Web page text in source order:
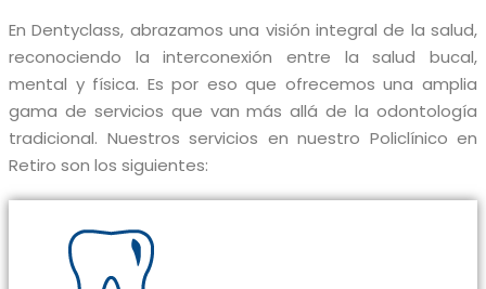
En Dentyclass, abrazamos una visión integral de la salud,
reconociendo la interconexión entre la salud bucal,
mental y física. Es por eso que ofrecemos una amplia
gama de servicios que van más allá de la odontología
tradicional. Nuestros servicios en nuestro Policlínico en
Retiro son los siguientes: